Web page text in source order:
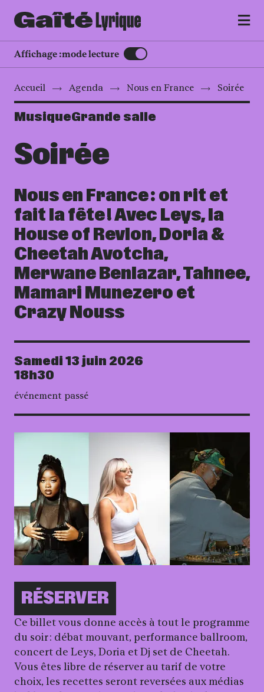
MENU
Affichage :mode lecture
Accueil Agenda Nous en France Soirée
Soirée
Nous en France : on rit et
fait la fête ! Avec Leys, la
House of Revlon, Doria &
Cheetah Avotcha,
Merwane Benlazar, Tahnee,
Mamari Munezero et
Crazy Nouss
MusiqueGrande salle
Date
Samedi 13 juin 2026
18h30
événement passé
Informations
Ce billet vous donne accès à tout le programme
du soir : débat mouvant, performance ballroom,
concert de Leys, Doria et Dj set de Cheetah.
Vous êtes libre de réserver au tarif de votre
choix, les recettes seront reversées aux médias
RÉSERVER